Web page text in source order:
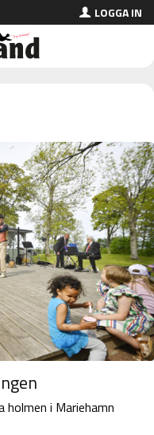
LOGGA IN
holmen i Mariehamn